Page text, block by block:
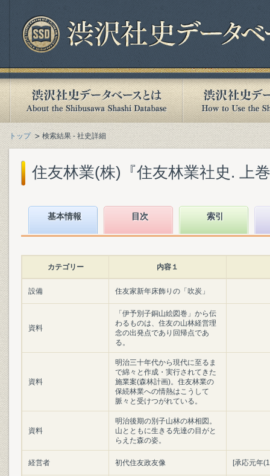
トップ 検索結果 - 社史詳細
住友林業(株)『住友林業社史. 上
基本情報 目次 索引
カテゴリー 内容１
設備 住友家新年床飾りの「吹炭」
資料
「伊予別子銅山絵図巻」から伝
わるものは、住友の山林経営理
念の出発点であり回帰点であ
る。
資料
明治三十年代から現代に至るま
で綿々と作成・実行されてきた
施業案(森林計画)。住友林業の
保続林業への情熱はこうして
脈々と受けつがれている。
資料
明治後期の別子山林の林相図。
山とともに生きる先達の目がと
らえた森の姿。
経営者 初代住友政友像 [承応元年